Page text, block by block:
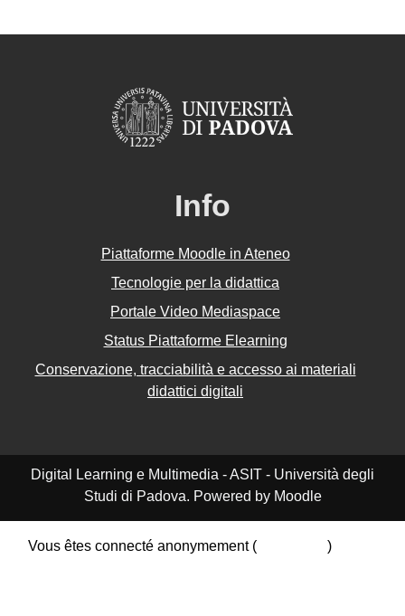
Info
Piattaforme Moodle in Ateneo
Tecnologie per la didattica
Portale Video Mediaspace
Status Piattaforme Elearning
Conservazione, tracciabilità e accesso ai materiali
didattici digitali
Digital Learning e Multimedia - ASIT - Università degli
Studi di Padova. Powered by Moodle
Vous êtes connecté anonymement (
)